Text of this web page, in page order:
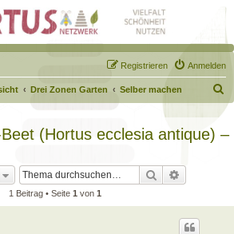
Anmelden
Registrieren
Drei Zonen Garten Selber machen
u
(Hortus ecclesia antique) –
Suche
1 Beitrag • Seite 1 von 1